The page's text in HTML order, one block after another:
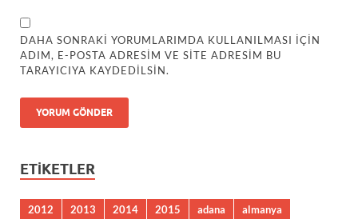
DAHA SONRAKI YORUMLARIMDA KULLANILMASI IÇIN
ADIM, E-POSTA ADRESIM VE SITE ADRESIM BU
TARAYICIYA KAYDEDILSIN.
ETIKETLER
2012 2013 2014 2015 adana
almanya